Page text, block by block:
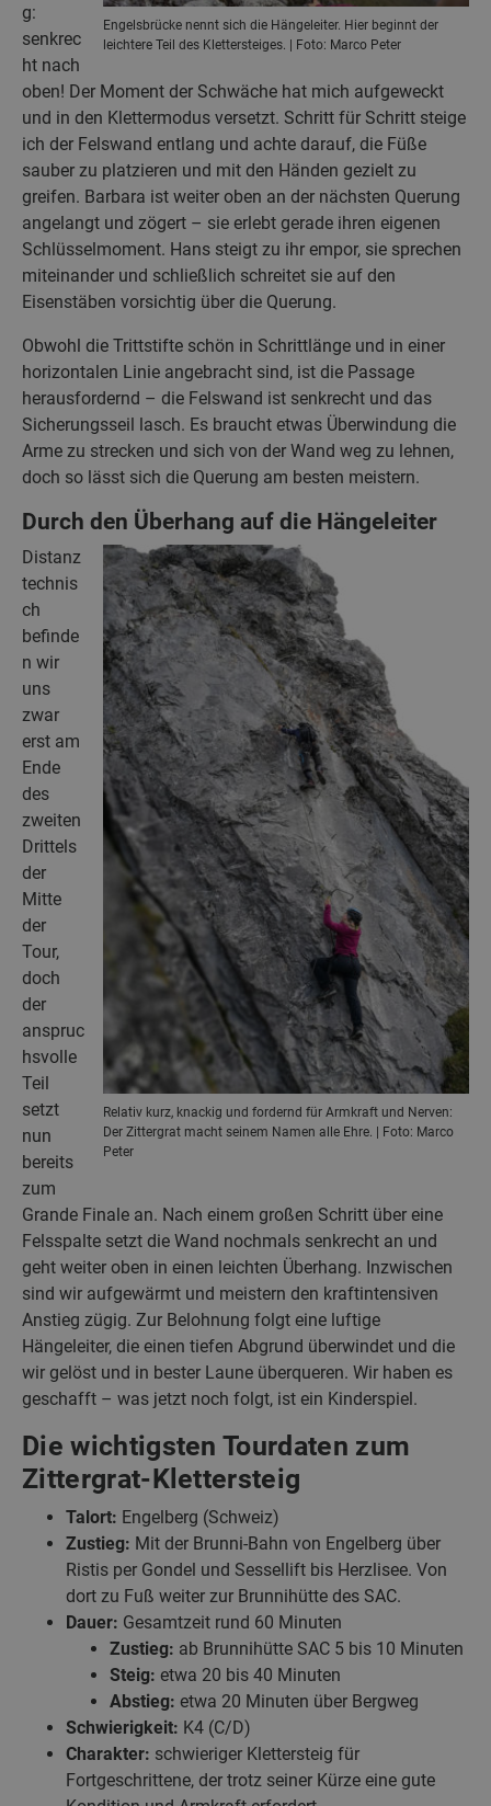
Engelsbrücke nennt sich die Hängeleiter. Hier beginnt der
leichtere Teil des Klettersteiges. | Foto: Marco Peter
g:
senkrec
ht nach
oben! Der Moment der Schwäche hat mich aufgeweckt
und in den Klettermodus versetzt. Schritt für Schritt steige
ich der Felswand entlang und achte darauf, die Füße
sauber zu platzieren und mit den Händen gezielt zu
greifen. Barbara ist weiter oben an der nächsten Querung
angelangt und zögert – sie erlebt gerade ihren eigenen
Schlüsselmoment. Hans steigt zu ihr empor, sie sprechen
miteinander und schließlich schreitet sie auf den
Eisenstäben vorsichtig über die Querung.
Obwohl die Trittstifte schön in Schrittlänge und in einer
horizontalen Linie angebracht sind, ist die Passage
herausfordernd – die Felswand ist senkrecht und das
Sicherungsseil lasch. Es braucht etwas Überwindung die
Arme zu strecken und sich von der Wand weg zu lehnen,
doch so lässt sich die Querung am besten meistern.
Durch den Überhang auf die Hängeleiter
Relativ kurz, knackig und fordernd für Armkraft und Nerven:
Der Zittergrat macht seinem Namen alle Ehre. | Foto: Marco
Peter
Distanz
technis
ch
befinde
n wir
uns
zwar
erst am
Ende
des
zweiten
Drittels
der
Mitte
der
Tour,
doch
der
anspruc
hsvolle
Teil
setzt
nun
bereits
zum
Grande Finale an. Nach einem großen Schritt über eine
Felsspalte setzt die Wand nochmals senkrecht an und
geht weiter oben in einen leichten Überhang. Inzwischen
sind wir aufgewärmt und meistern den kraftintensiven
Anstieg zügig. Zur Belohnung folgt eine luftige
Hängeleiter, die einen tiefen Abgrund überwindet und die
wir gelöst und in bester Laune überqueren. Wir haben es
geschafft – was jetzt noch folgt, ist ein Kinderspiel.
Die wichtigsten Tourdaten zum
Zittergrat-Klettersteig
Talort: Engelberg (Schweiz)
Zustieg: Mit der Brunni-Bahn von Engelberg über
Ristis per Gondel und Sessellift bis Herzlisee. Von
dort zu Fuß weiter zur Brunnihütte des SAC.
Dauer: Gesamtzeit rund 60 Minuten
Zustieg: ab Brunnihütte SAC 5 bis 10 Minuten
Steig: etwa 20 bis 40 Minuten
Abstieg: etwa 20 Minuten über Bergweg
Schwierigkeit: K4 (C/D)
Charakter: schwieriger Klettersteig für
Fortgeschrittene, der trotz seiner Kürze eine gute